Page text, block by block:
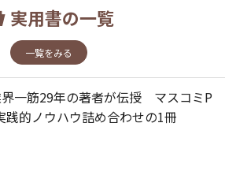
実用書の一覧
一覧をみる
界一筋29年の著者が伝授 マスコミP
践的ノウハウ詰め合わせの1冊